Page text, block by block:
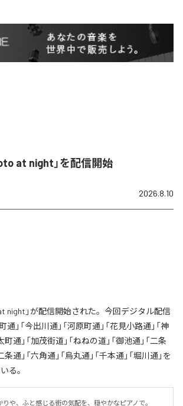
at night」を配信開始
2026.8.10
night」が配信開始された。今回デジタル配信
」「今出川通」「河原町通」「花見小路通」「神
町通」「加茂街道」「ねねの道」「御池通」「二条
条通」「六角通」「烏丸通」「千本通」「堀川通」を
る。
や、ふと感じる街の気配を、穏やかなピアノで。